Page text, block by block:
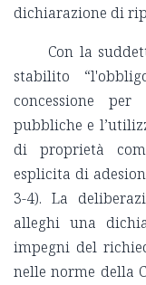
dichiarazione di
Con la
stabilito
concessione
pubbliche e
di proprietà
esplicita di
3-4). La
alleghi una
impegni del
nelle norme della